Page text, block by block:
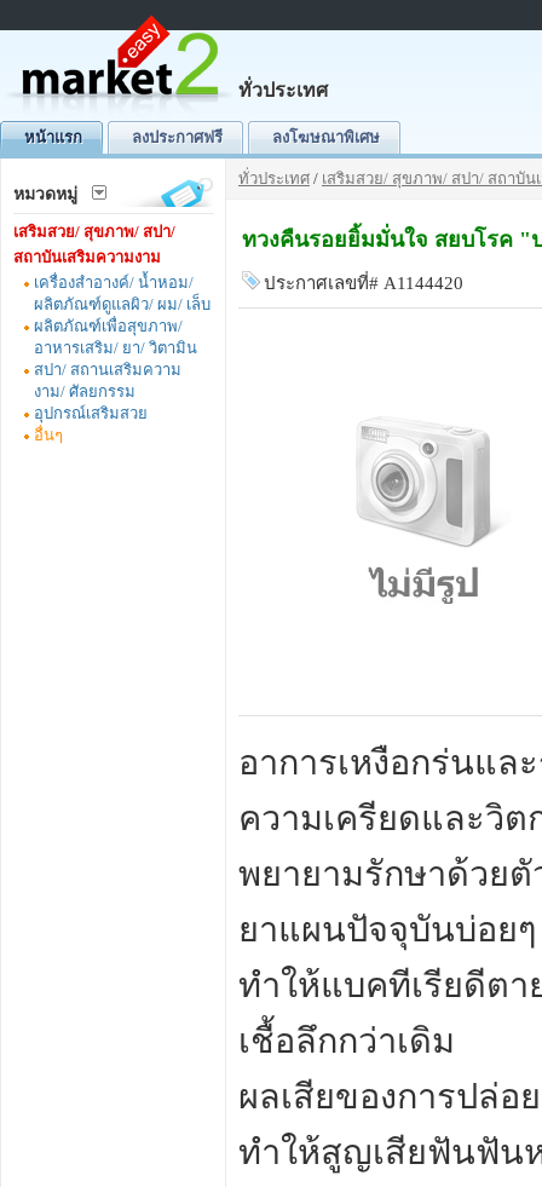
ทั่วประเทศ
หน้าแรก ลงประกาศฟรี ลงโฆษณาพิเศษ
หมวดหมู่
เสริมสวย/ สุขภาพ/ สปา/
สถาบันเสริมความงาม
เครื่องสำอางค์/ น้ำหอม/
ผลิตภัณฑ์ดูแลผิว/ ผม/ เล็บ
ผลิตภัณฑ์เพื่อสุขภาพ/
อาหารเสริม/ ยา/ วิตามิน
สปา/ สถานเสริมความ
งาม/ ศัลยกรรม
อุปกรณ์เสริมสวย
อื่นๆ
ทั่วประเทศ / เสริมสวย/ สุขภาพ/ สปา/ สถาบัน
ทวงคืนรอยยิ้มมั่นใจ สยบโรค "
ประกาศเลขที่# A1144420
อาการเหงือกร่นแล
ความเครียดและวิ
พยายามรักษาด้วยตั
ยาแผนปัจจุบันบ่อย
ทำให้แบคทีเรียดีตา
เชื้อลึกกว่าเดิม
ผลเสียของการปล่อ
ทำให้สูญเสียฟันฟัน